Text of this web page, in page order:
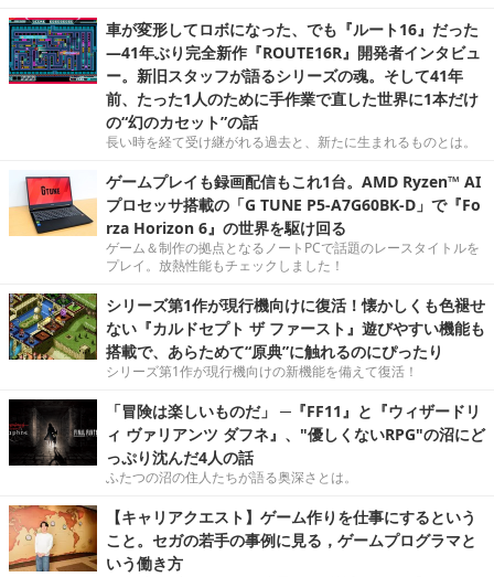
車が変形してロボになった、でも『ルート16』だった
―41年ぶり完全新作『ROUTE16R』開発者インタビュ
ー。新旧スタッフが語るシリーズの魂。そして41年
前、たった1人のために手作業で直した世界に1本だけ
の“幻のカセット”の話
長い時を経て受け継がれる過去と、新たに生まれるものとは。
ゲームプレイも録画配信もこれ1台。AMD Ryzen™ AI
プロセッサ搭載の「G TUNE P5-A7G60BK-D」で『Fo
rza Horizon 6』の世界を駆け回る
ゲーム＆制作の拠点となるノートPCで話題のレースタイトルを
プレイ。放熱性能もチェックしました！
シリーズ第1作が現行機向けに復活！懐かしくも色褪せ
ない『カルドセプト ザ ファースト』遊びやすい機能も
搭載で、あらためて“原典”に触れるのにぴったり
シリーズ第1作が現行機向けの新機能を備えて復活！
「冒険は楽しいものだ」 ─『FF11』と『ウィザードリ
ィ ヴァリアンツ ダフネ』、"優しくないRPG"の沼にど
っぷり沈んだ4人の話
ふたつの沼の住人たちが語る奥深さとは。
【キャリアクエスト】ゲーム作りを仕事にするという
こと。セガの若手の事例に見る，ゲームプログラマと
いう働き方